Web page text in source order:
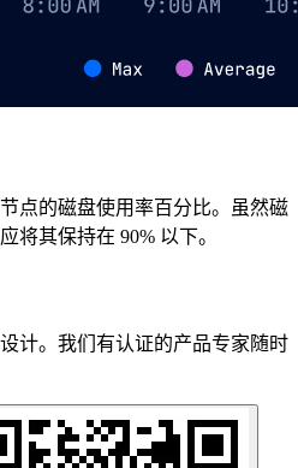
点的磁盘使用率百分比。虽然磁
将其保持在 90% 以下。
计。我们有认证的产品专家随时